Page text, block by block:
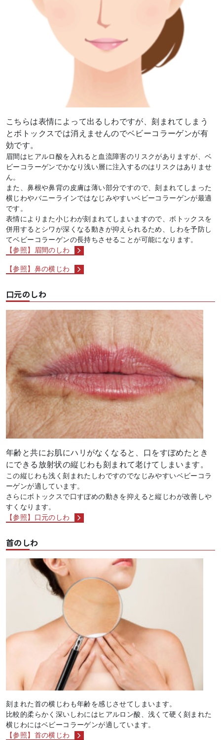
こちらは表情によって出るしわですが、刻まれてしまう
とボトックスでは消えませんのでベビーコラーゲンが有
効です。
眉間はヒアルロ酸を入れると血流障害のリスクがありますが、ベ
ビーコラーゲンでかなり浅い層に注入するのはリスクはありませ
ん。
また、鼻根や鼻背の皮膚は薄い部分ですので、刻まれてしまった
横じわやバニーラインではなじみやすいベビーコラーゲンが最適
です。
表情によりまた小じわが刻まれてしまいますので、ボトックスを
併用するとシワが深くなる動きが抑えられるため、しわを予防し
てベビーコラーゲンの長持ちさせることが可能になります。
【参照】眉間のしわ
【参照】鼻の横じわ
口元のしわ
年齢と共にお肌にハリがなくなると、口をすぼめたとき
にできる放射状の縦じわも刻まれて老けてしまいます。
この縦じわも浅く刻まれたしわですのでなじみやすいベビーコラ
ーゲンが適しています。
さらにボトックスで口すぼめの動きを抑えると縦じわが改善しや
すくなります。
【参照】口元のしわ
首のしわ
刻まれた首の横じわも年齢を感じさせてしまいます。
比較的柔らかく深いしわにはヒアルロン酸、浅くて硬く刻まれた
横じわにはベビーコラーゲンが適しています。
【参照】首の横じわ